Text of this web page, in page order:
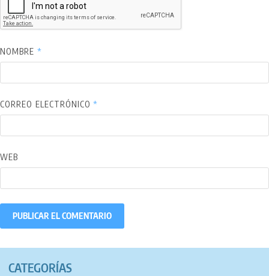
NOMBRE *
CORREO ELECTRÓNICO*
WEB
CATEGORÍAS